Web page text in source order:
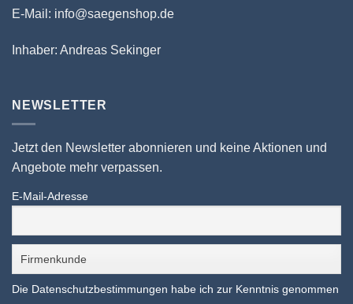
E-Mail: info@saegenshop.de
Inhaber: Andreas Sekinger
NEWSLETTER
Jetzt den Newsletter abonnieren und keine Aktionen und
Angebote mehr verpassen.
E-Mail-Adresse
Die Datenschutzbestimmungen habe ich zur Kenntnis genommen